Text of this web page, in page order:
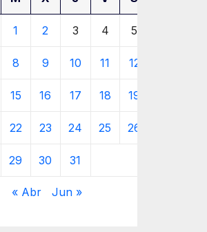
1 2 3 4 5
8 9 10 11 12
15 16 17 18 19
22 23 24 25 26
29 30 31
« Abr Jun »